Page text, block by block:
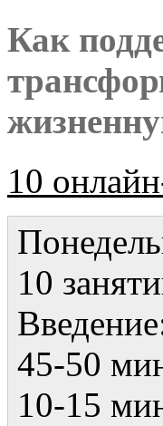
Как
10
10
45-50
10-15